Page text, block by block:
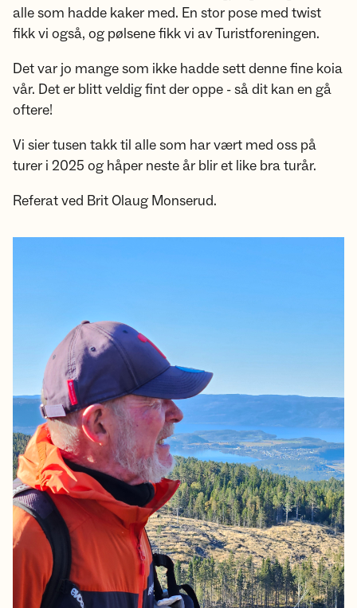
alle som hadde kaker med. En stor pose med twist
fikk vi også, og pølsene fikk vi av Turistforeningen.
Det var jo mange som ikke hadde sett denne fine koia
vår. Det er blitt veldig fint der oppe - så dit kan en gå
oftere!
Vi sier tusen takk til alle som har vært med oss på
turer i 2025 og håper neste år blir et like bra turår.
Referat ved Brit Olaug Monserud.